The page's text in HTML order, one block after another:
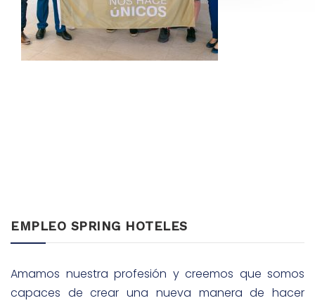
EMPLEO SPRING HOTELES
Amamos nuestra profesión y creemos que somos
capaces de crear una nueva manera de hacer